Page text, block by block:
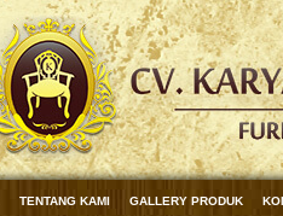
TENTANG KAMI GALLERY PRODUK